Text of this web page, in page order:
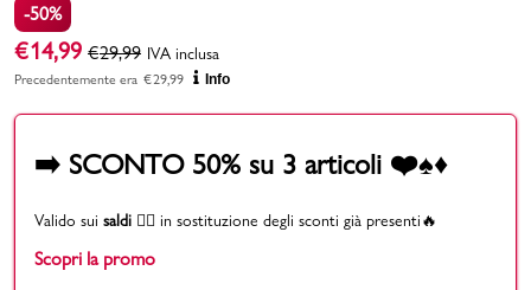
Marchi
Carrello
Promo & News
negozi
-50%
€14,99 €29,99 IVA inclusa
Precedentemente era €29,99 Info
➡️ SCONTO 50% su 3 articoli ❤️♠️♦️
Valido sui saldi 👉🏻 in sostituzione degli sconti già presenti🔥
Scopri la promo